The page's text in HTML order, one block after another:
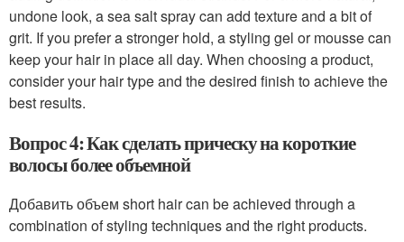
undone look, a sea salt spray can add texture and a bit of
grit. If you prefer a stronger hold, a styling gel or mousse can
keep your hair in place all day. When choosing a product,
consider your hair type and the desired finish to achieve the
best results.
Вопрос 4: Как сделать прическу на короткие
волосы более объемной
Добавить объем short hair can be achieved through a
combination of styling techniques and the right products.